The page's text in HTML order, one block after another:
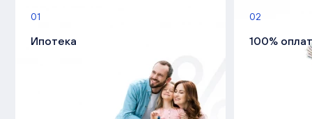
01
Ипотека
02
100%